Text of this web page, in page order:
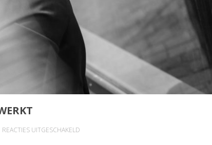
REACTIES UITGESCHAKELD